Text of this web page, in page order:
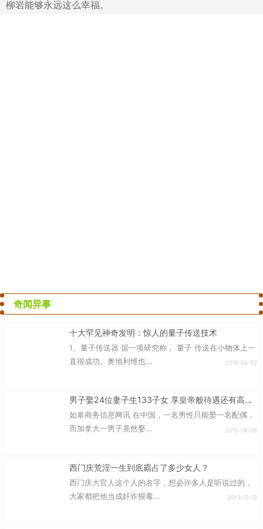
柳岩能够永远这么幸福。
奇闻异事
十大罕见神奇发明：惊人的量子传送技术
1、量子传送器 据一项研究称， 量子 传送在小物体上一
直很成功。奥地利维也...
2016-06-02
男子娶24位妻子生133子女 享皇帝般待遇还有高额补贴
如皋商务信息网讯 在中国，一名男性只能娶一名配偶，
而加拿大一男子竟然娶...
2015-08-08
西门庆荒淫一生到底霸占了多少女人？
西门庆大官人这个人的名字，想必许多人是听说过的，
大家都把他当成奸诈狠毒...
2013-12-12